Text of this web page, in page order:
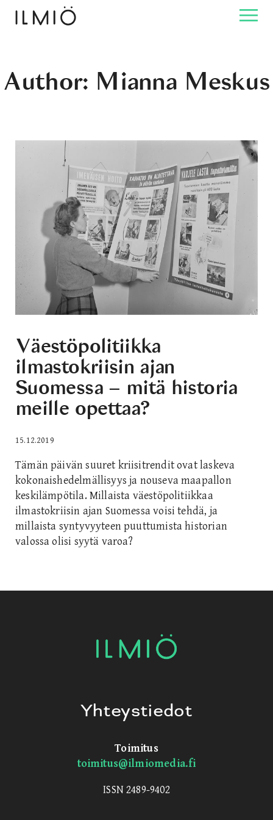
Author: Mianna Meskus
Väestöpolitiikka
ilmastokriisin ajan
Suomessa – mitä historia
meille opettaa?
15.12.2019
Tämän päivän suuret kriisitrendit ovat laskeva
kokonaishedelmällisyys ja nouseva maapallon
keskilämpötila. Millaista väestöpolitiikkaa
ilmastokriisin ajan Suomessa voisi tehdä, ja
millaista syntyvyyteen puuttumista historian
valossa olisi syytä varoa?
Yhteystiedot
Toimitus
toimitus@ilmiomedia.fi
ISSN 2489-9402